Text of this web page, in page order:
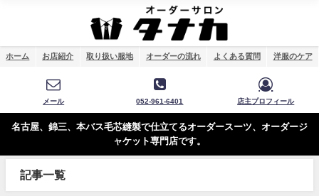
ホーム お店紹介 取り扱い服地 オーダーの流れ よくある質問 洋服のケア
メール 052-961-6401 店主プロフィール
名古屋、錦三、本バス毛芯縫製で仕立てるオーダースーツ、オーダージ
ャケット専門店です。
記事一覧